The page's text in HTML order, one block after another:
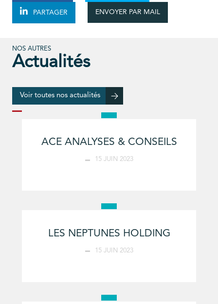
PARTAGER ENVOYER PAR MAIL
NOS AUTRES
Actualités
Voir toutes nos actualités
ACE ANALYSES & CONSEILS
15 JUIN 2023
LES NEPTUNES HOLDING
15 JUIN 2023